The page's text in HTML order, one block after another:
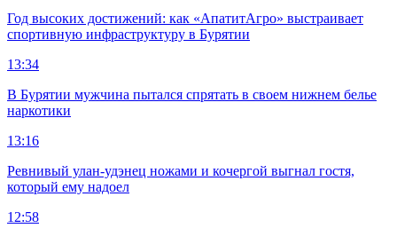
Год высоких достижений: как «АпатитАгро» выстраивает
спортивную инфраструктуру в Бурятии
13:34
В Бурятии мужчина пытался спрятать в своем нижнем белье
наркотики
13:16
Ревнивый улан-удэнец ножами и кочергой выгнал гостя,
который ему надоел
12:58